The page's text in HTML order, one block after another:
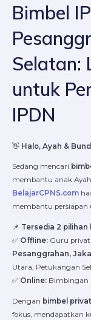
Bimbel
Selatan:
untuk
IPDN
👋 Halo, Ayah &
Sedang mencari
membantu anak
BelajarCPNS.com
membantu persiapan
📌 Tersedia 2 pilihan
✅ Offline: Guru
Pesanggrahan,
Utara, Petukangan
✅ Online: Bimbingan
Dengan bimbel
fokus, mendapatkan